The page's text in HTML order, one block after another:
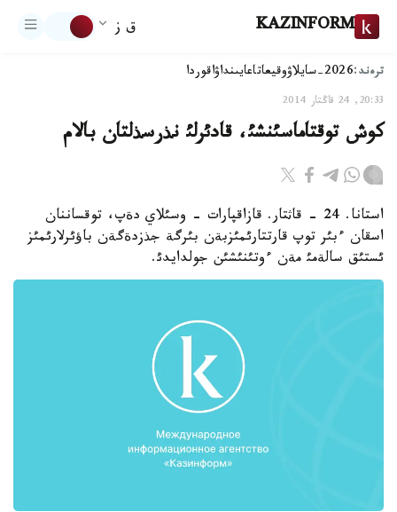
KAZINFORM ق ز
ترەند:2026-سايلاۋ وقيعاتاعايىنداۋاقوردا
20:33, 24 قاڭتار 2014
كوش توقتاماسئنشئ، قادئرلئ نذرسذلتان بالام
استانا. 24 - قاثتار. قازاقپارات - وسئلاي دةپ، توقساننان
اسقان ءبئر توپ قارتتارئمئزبةن بئرگة جذزدةگةن باؤئرلارئمئز
ئستئق سالةمئ مةن ءوتئنئشئن جولدايدئ.